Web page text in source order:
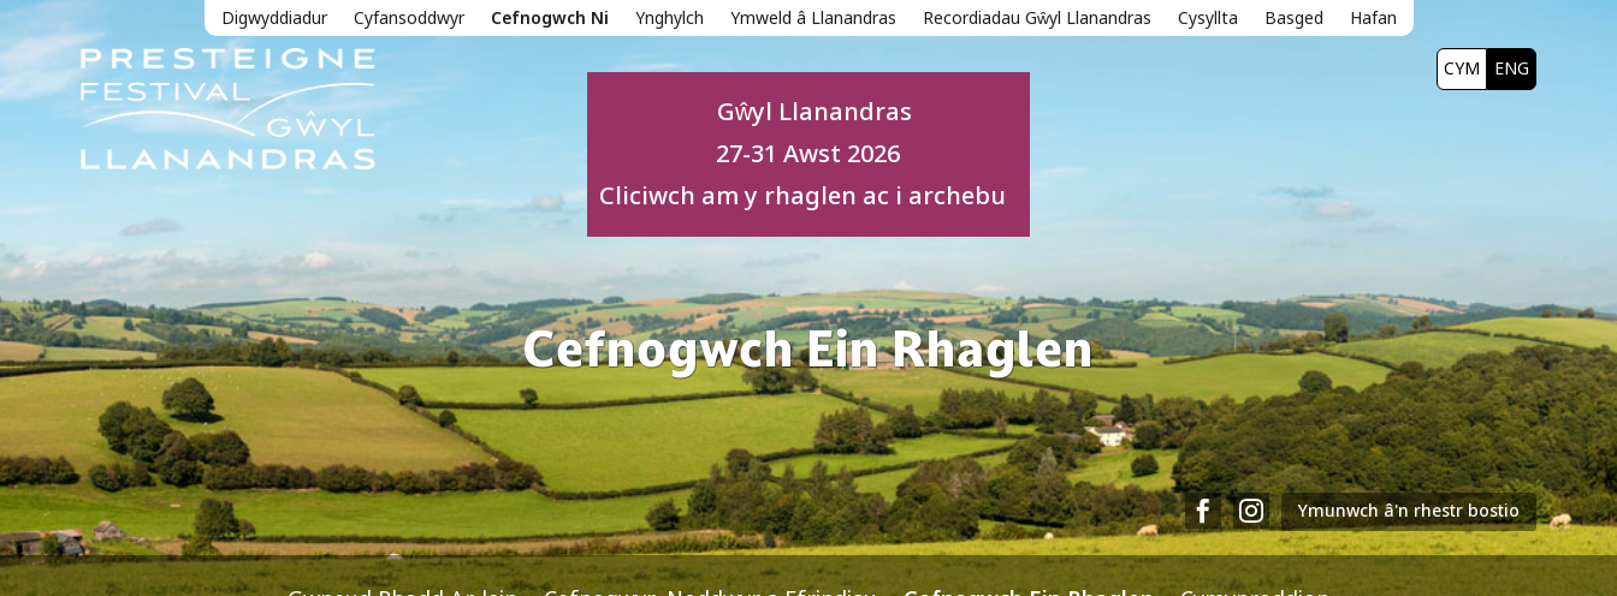
Digwyddiadur Cyfansoddwyr Cefnogwch Ni Ynghylch Ymweld â Llanandras Recordiadau Gŵyl Llanandras Cysyllta Basged Hafan
Gŵyl Llanandras
27-31 Awst 2026
Cliciwch am y rhaglen ac i archebu
Cefnogwch Ein Rhaglen
ENG
CYM
  Ymunwch â'n rhestr bostio